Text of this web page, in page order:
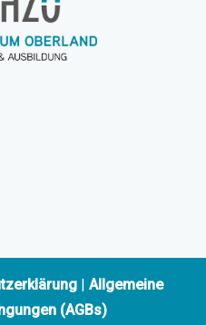
| Allgemeine
(AGBs)